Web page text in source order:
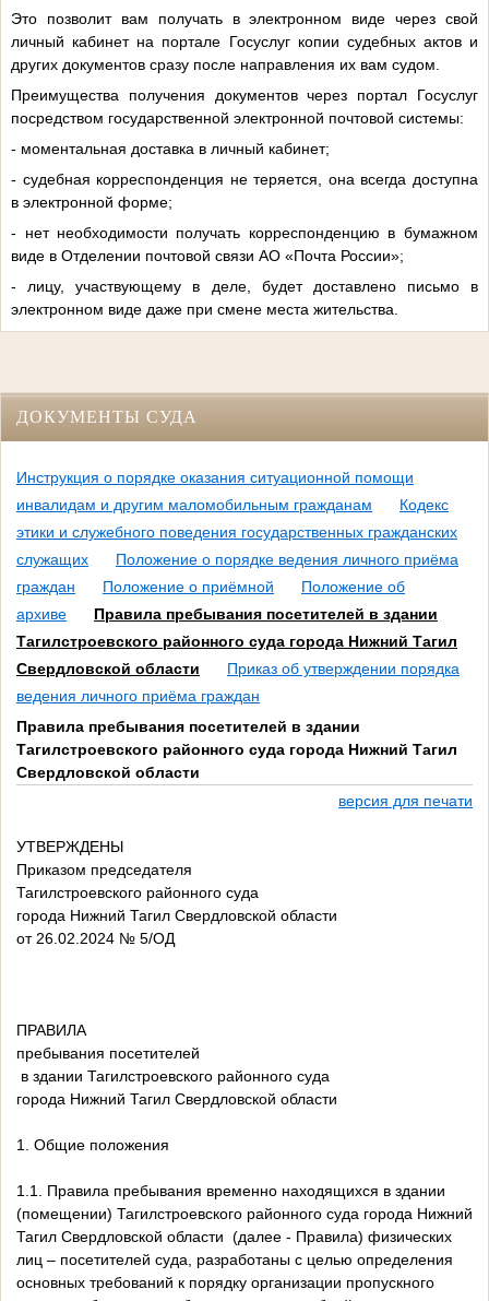
Это позволит вам получать в электронном виде через свой
личный кабинет на портале Госуслуг копии судебных актов и
других документов сразу после направления их вам судом.
Преимущества получения документов через портал Госуслуг
посредством государственной электронной почтовой системы:
- моментальная доставка в личный кабинет;
- судебная корреспонденция не теряется, она всегда доступна
в электронной форме;
- нет необходимости получать корреспонденцию в бумажном
виде в Отделении почтовой связи АО «Почта России»;
- лицу, участвующему в деле, будет доставлено письмо в
электронном виде даже при смене места жительства.
ДОКУМЕНТЫ СУДА
Инструкция о порядке оказания ситуационной помощи
инвалидам и другим маломобильным гражданам
Кодекс
этики и служебного поведения государственных гражданских
служащих
Положение о порядке ведения личного приёма
граждан
Положение о приёмной
Положение об
архиве
Правила пребывания посетителей в здании
Тагилстроевского районного суда города Нижний Тагил
Свердловской области
Приказ об утверждении порядка
ведения личного приёма граждан
Правила пребывания посетителей в здании
Тагилстроевского районного суда города Нижний Тагил
Свердловской области
версия для печати
УТВЕРЖДЕНЫ
Приказом председателя
Тагилстроевского районного суда
города Нижний Тагил Свердловской области
от 26.02.2024 № 5/ОД
ПРАВИЛА
пребывания посетителей
в здании Тагилстроевского районного суда
города Нижний Тагил Свердловской области
1. Общие положения
1.1. Правила пребывания временно находящихся в здании
(помещении) Тагилстроевского районного суда города Нижний
Тагил Свердловской области (далее - Правила) физических
лиц – посетителей суда, разработаны с целью определения
основных требований к порядку организации пропускного